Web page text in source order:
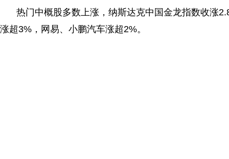
热门中概股多数上涨，纳斯达克中国金龙指数收涨
涨超3%，网易、小鹏汽车涨超2%。